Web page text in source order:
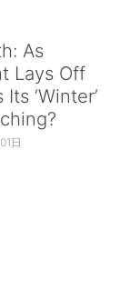
As
Lays Off
‘Winter’
日